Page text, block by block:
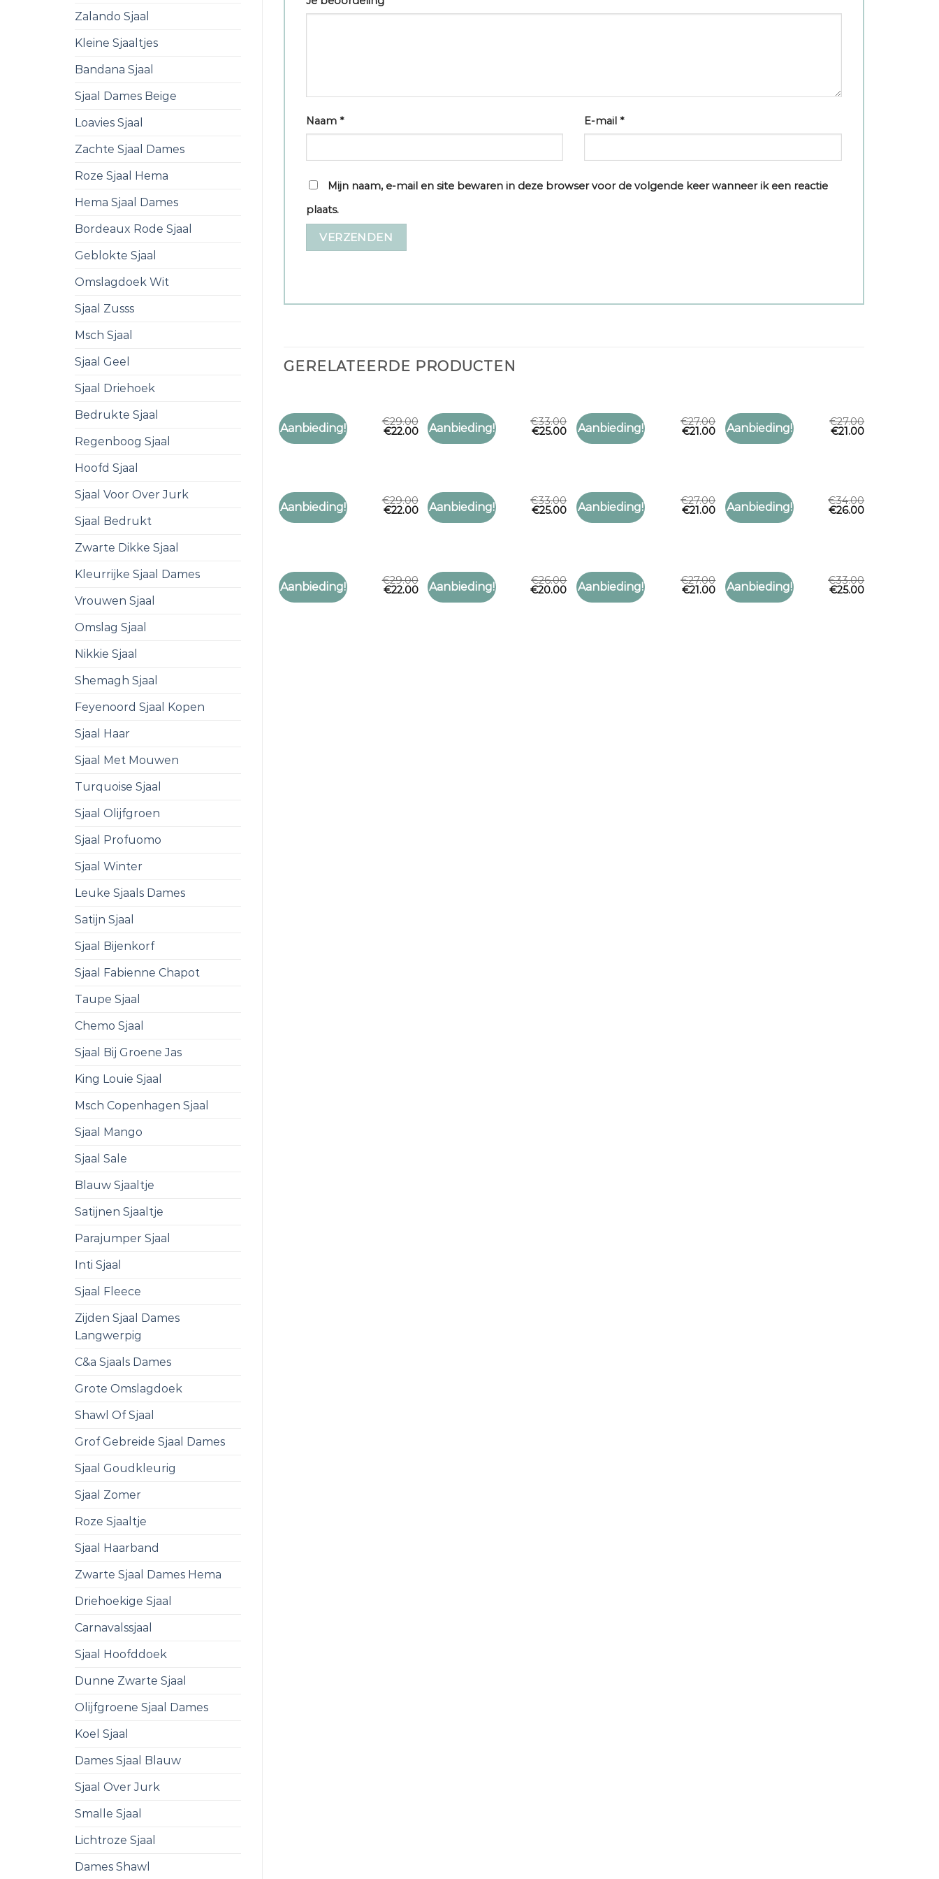
Zalando Sjaal
Kleine Sjaaltjes
Bandana Sjaal
Sjaal Dames Beige
Loavies Sjaal
Zachte Sjaal Dames
Roze Sjaal Hema
Hema Sjaal Dames
Bordeaux Rode Sjaal
Geblokte Sjaal
Omslagdoek Wit
Sjaal Zusss
Msch Sjaal
Sjaal Geel
Sjaal Driehoek
Bedrukte Sjaal
Regenboog Sjaal
Hoofd Sjaal
Sjaal Voor Over Jurk
Sjaal Bedrukt
Zwarte Dikke Sjaal
Kleurrijke Sjaal Dames
Vrouwen Sjaal
Omslag Sjaal
Nikkie Sjaal
Shemagh Sjaal
Feyenoord Sjaal Kopen
Sjaal Haar
Sjaal Met Mouwen
Turquoise Sjaal
Sjaal Olijfgroen
Sjaal Profuomo
Sjaal Winter
Leuke Sjaals Dames
Satijn Sjaal
Sjaal Bijenkorf
Sjaal Fabienne Chapot
Taupe Sjaal
Chemo Sjaal
Sjaal Bij Groene Jas
King Louie Sjaal
Msch Copenhagen Sjaal
Sjaal Mango
Sjaal Sale
Blauw Sjaaltje
Satijnen Sjaaltje
Parajumper Sjaal
Inti Sjaal
Sjaal Fleece
Zijden Sjaal Dames
Langwerpig
C&a Sjaals Dames
Grote Omslagdoek
Shawl Of Sjaal
Grof Gebreide Sjaal Dames
Sjaal Goudkleurig
Sjaal Zomer
Roze Sjaaltje
Sjaal Haarband
Zwarte Sjaal Dames Hema
Driehoekige Sjaal
Carnavalssjaal
Sjaal Hoofddoek
Dunne Zwarte Sjaal
Olijfgroene Sjaal Dames
Koel Sjaal
Dames Sjaal Blauw
Sjaal Over Jurk
Smalle Sjaal
Lichtroze Sjaal
Dames Shawl
Naam * E-mail*
Mijn naam, e-mail en site bewaren in deze browser voor de volgende keer wanneer ik een reactie
plaats.
GERELATEERDE PRODUCTEN
Aanbieding!
Toevoegen
PAISLEY SJAAL
paisley sjaal
€29.00
€22.00 Aanbieding!
Toevoegen
PAISLEY SJAAL
paisley sjaal
€33.00
€25.00 Aanbieding!
Toevoegen
PAISLEY SJAAL
paisley sjaal
€27.00
€21.00 Aanbieding!
Toevoegen
PAISLEY SJAAL
paisley sjaal
€27.00
€21.00
Aanbieding!
Toevoegen
PAISLEY SJAAL
paisley sjaal
€29.00
€22.00 Aanbieding!
Toevoegen
PAISLEY SJAAL
paisley sjaal
€33.00
€25.00 Aanbieding!
Toevoegen
PAISLEY SJAAL
paisley sjaal
€27.00
€21.00 Aanbieding!
Toevoegen
PAISLEY SJAAL
paisley sjaal
€34.00
€26.00
Aanbieding!
Toevoegen
PAISLEY SJAAL
paisley sjaal
€29.00
€22.00 Aanbieding!
Toevoegen
PAISLEY SJAAL
paisley sjaal
€26.00
€20.00 Aanbieding!
Toevoegen
PAISLEY SJAAL
paisley sjaal
€27.00
€21.00 Aanbieding!
Toevoegen
PAISLEY SJAAL
paisley sjaal
€33.00
€25.00